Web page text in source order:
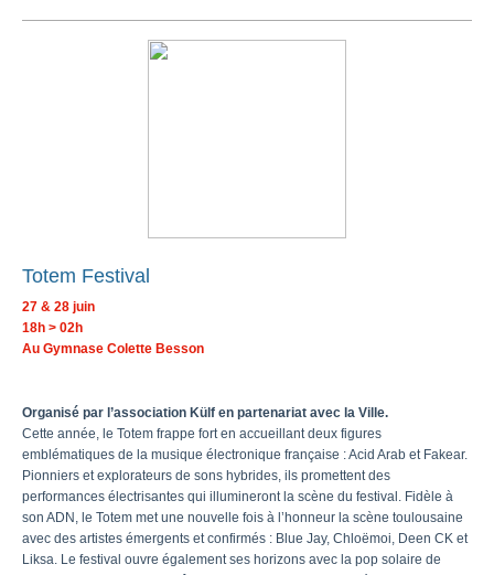
Totem Festival
27 & 28 juin
18h > 02h
Au Gymnase Colette Besson
Organisé par l’association Külf en partenariat avec la Ville.
Cette année, le Totem frappe fort en accueillant deux figures
emblématiques de la musique électronique française : Acid Arab et Fakear.
Pionniers et explorateurs de sons hybrides, ils promettent des
performances électrisantes qui illumineront la scène du festival. Fidèle à
son ADN, le Totem met une nouvelle fois à l’honneur la scène toulousaine
avec des artistes émergents et confirmés : Blue Jay, Chloëmoi, Deen CK et
Liksa. Le festival ouvre également ses horizons avec la pop solaire de